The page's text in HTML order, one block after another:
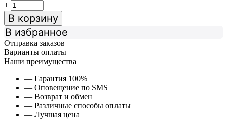
+
−
В корзину
В избранное
Отправка заказов
Варианты оплаты
Наши преимущества
— Гарантия 100%
— Оповещение по SMS
— Возврат и обмен
— Различные способы оплаты
— Лучшая цена